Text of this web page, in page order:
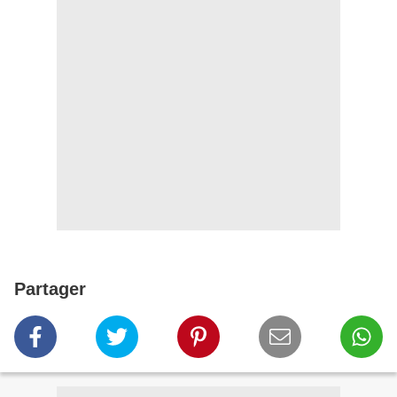
Partager